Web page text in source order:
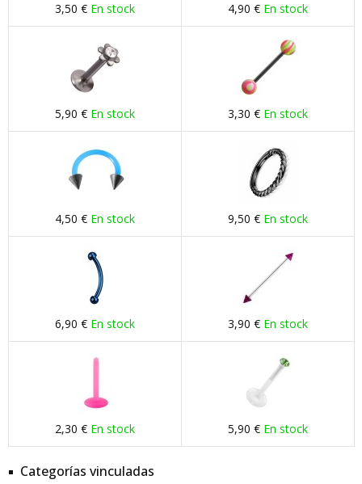
3,50 € En stock 4,90 € En stock
5,90 € En stock 3,30 € En stock
4,50 € En stock 9,50 € En stock
6,90 € En stock 3,90 € En stock
2,30 € En stock 5,90 € En stock
Categorías vinculadas